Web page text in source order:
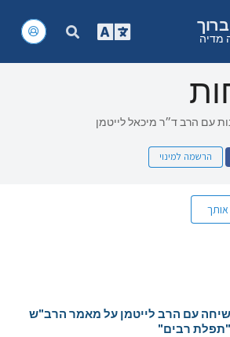
ברוך
מדיה
עם הרב ד״ר מיכאל לייטמן
הרשמה למינוי
שיחה עם הרב לייטמן על מאמר הרב"ש
"תפלת רבים"